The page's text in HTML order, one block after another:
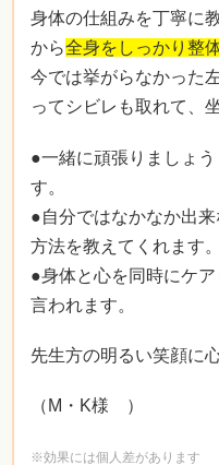
身体の仕組みを丁寧に
から全身をしっかり整
今では挙がらなかった
ってシビレも取れて、
●一緒に頑張りましょ
す。
●自分ではなかなか出
方法を教えてくれます。
●身体と心を同時にケ
言われます。
先生方の明るい笑顔に
（M・K様 ）
※効果には個人差があります